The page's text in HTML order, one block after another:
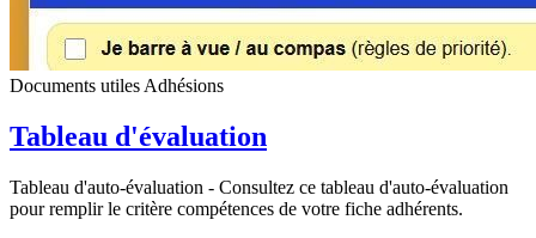
Documents utiles Adhésions
Tableau d'évaluation
Tableau d'auto-évaluation - Consultez ce tableau d'auto-évaluation
pour remplir le critère compétences de votre fiche adhérents.